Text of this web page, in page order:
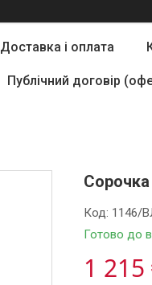
Доставка і оплата
Публічний договір
Готово до
Код: 1146/
1 215